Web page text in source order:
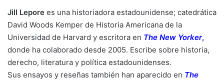
Jill Lepore es una historiadora estadounidense; catedrática
David Woods Kemper de Historia Americana de la
Universidad de Harvard y escritora en The New Yorker,
donde ha colaborado desde 2005. Escribe sobre historia,
derecho, literatura y política estadounidenses.
Sus ensayos y reseñas también han aparecido en The